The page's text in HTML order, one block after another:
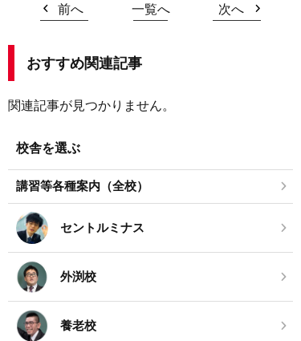
前へ 一覧へ 次へ
おすすめ関連記事
関連記事が見つかりません。
校舎を選ぶ
講習等各種案内（全校）
セントルミナス
外渕校
養老校